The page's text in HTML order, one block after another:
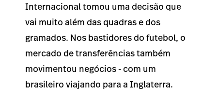
Internacional tomou uma decisão que
vai muito além das quadras e dos
gramados. Nos bastidores do futebol, o
mercado de transferências também
movimentou negócios - com um
brasileiro viajando para a Inglaterra.